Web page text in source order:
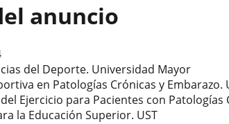
anuncio
del Deporte. Universidad Mayor
en Patologías Crónicas y Embarazo.
Ejercicio para Pacientes con Patologías
la Educación Superior. UST